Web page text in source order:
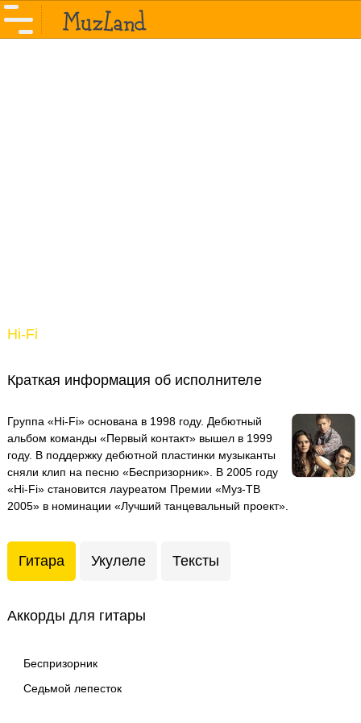
Hi-Fi
Краткая информация об исполнителе
Группа «Hi-Fi» основана в 1998 году. Дебютный
альбом команды «Первый контакт» вышел в 1999
году. В поддержку дебютной пластинки музыканты
сняли клип на песню «Беспризорник». В 2005 году
«Hi-Fi» становится лауреатом Премии «Муз-ТВ
2005» в номинации «Лучший танцевальный проект».
Гитара Укулеле Тексты
Аккорды для гитары
Беспризорник
Седьмой лепесток